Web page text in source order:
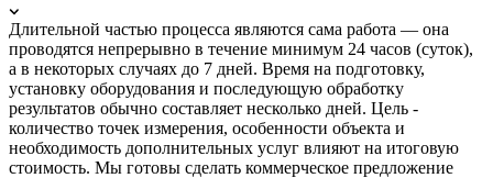
Длительной частью процесса являются сама работа — она
проводятся непрерывно в течение минимум 24 часов (суток),
а в некоторых случаях до 7 дней. Время на подготовку,
установку оборудования и последующую обработку
результатов обычно составляет несколько дней. Цель -
количество точек измерения, особенности объекта и
необходимость дополнительных услуг влияют на итоговую
стоимость. Мы готовы сделать коммерческое предложение